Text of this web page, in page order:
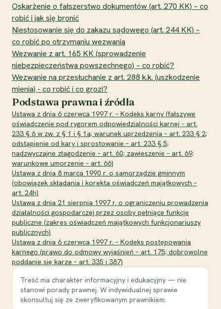
Oskarżenie o fałszerstwo dokumentów (art. 270 KK) – co
robić i jak się bronić
Niestosowanie się do zakazu sądowego (art. 244 KK) –
co robić po otrzymaniu wezwania
Wezwanie z art. 165 KK (sprowadzenie
niebezpieczeństwa powszechnego) – co robić?
Wezwanie na przesłuchanie z art. 288 k.k. (uszkodzenie
mienia) - co robić i co grozi?
Podstawa prawna i źródła
Ustawa z dnia 6 czerwca 1997 r. – Kodeks karny (fałszywe
oświadczenie pod rygorem odpowiedzialności karnej – art.
233 § 6 w zw. z § 1 i § 1a; warunek uprzedzenia – art. 233 § 2;
odstąpienie od kary i sprostowanie – art. 233 § 5;
nadzwyczajne złagodzenie – art. 60; zawieszenie – art. 69;
warunkowe umorzenie – art. 66)
Ustawa z dnia 8 marca 1990 r. o samorządzie gminnym
(obowiązek składania i korekta oświadczeń majątkowych –
art. 24h)
Ustawa z dnia 21 sierpnia 1997 r. o ograniczeniu prowadzenia
działalności gospodarczej przez osoby pełniące funkcje
publiczne (zakres oświadczeń majątkowych funkcjonariuszy
publicznych)
Ustawa z dnia 6 czerwca 1997 r. – Kodeks postępowania
karnego (prawo do odmowy wyjaśnień – art. 175; dobrowolne
poddanie się karze – art. 335 i 387)
Treść ma charakter informacyjny i edukacyjny — nie
stanowi porady prawnej. W indywidualnej sprawie
skonsultuj się ze zweryfikowanym prawnikiem.